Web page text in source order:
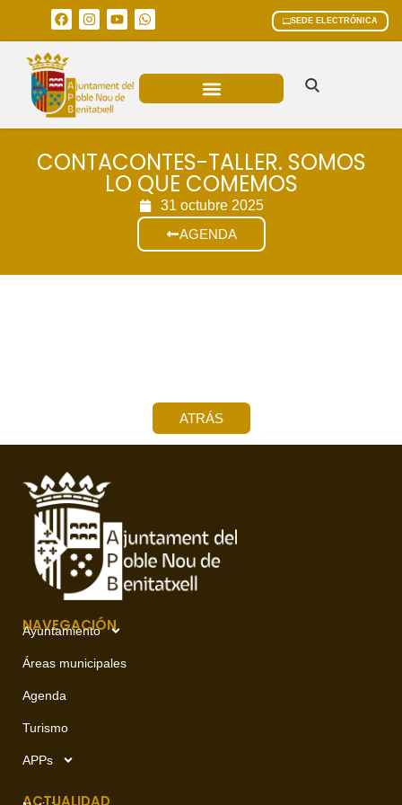
SEDE ELECTRÓNICA
CONTACONTES-TALLER. SOMOS
LO QUE COMEMOS
31 octubre 2025
AGENDA
ATRÁS
NAVEGACIÓN
Ayuntamiento
Áreas municipales
Agenda
Turismo
APPs
ACTUALIDAD